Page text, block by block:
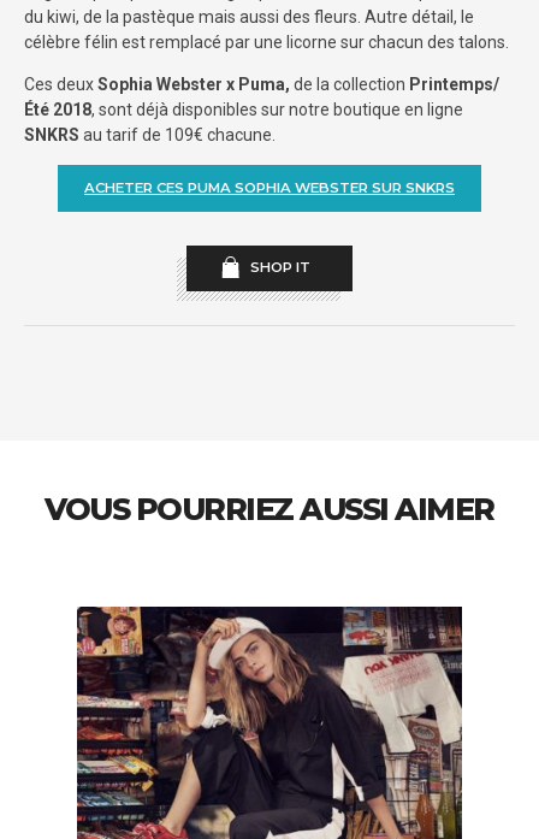
du kiwi, de la pastèque mais aussi des fleurs. Autre détail, le
célèbre félin est remplacé par une licorne sur chacun des talons.
Ces deuxSophia Webster x Puma, de la collection Printemps/
Été 2018, sont déjà disponibles sur notre boutique en ligne
SNKRS au tarif de 109€ chacune.
ACHETER CES PUMA SOPHIA WEBSTER SUR SNKRS
SHOP IT
VOUS POURRIEZ AUSSI AIMER